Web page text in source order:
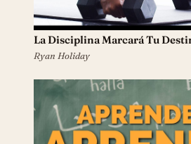
La Disciplina Marcará Tu
Ryan Holiday